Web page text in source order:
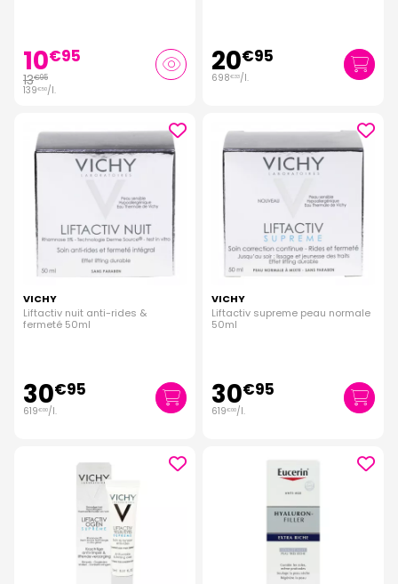
10€95
13€95
139€50/l.
20€95
698€33/l.
VICHY
Liftactiv nuit anti-rides &
fermeté 50ml
30€95
619€00/l.
VICHY
Liftactiv supreme peau normale
50ml
30€95
619€00/l.